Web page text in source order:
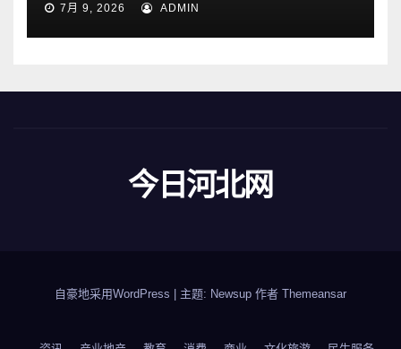
7月 9, 2026 ADMIN
今日河北网
自豪地采用WordPress 主题: Newsup 作者 Themeansar